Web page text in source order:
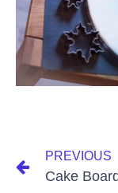
PREVIOUS